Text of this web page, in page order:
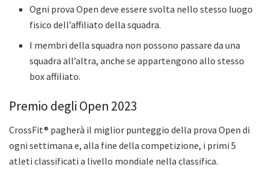
Ogni prova Open deve essere svolta nello stesso luogo
fisico dell’affiliato della squadra.
I membri della squadra non possono passare da una
squadra all’altra, anche se appartengono allo stesso
box affiliato.
Premio degli Open 2023
CrossFit® pagherà il miglior punteggio della prova Open di
ogni settimana e, alla fine della competizione, i primi 5
atleti classificati a livello mondiale nella classifica.